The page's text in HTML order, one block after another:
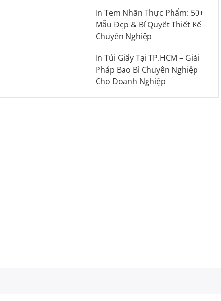
In Tem Nhãn Thực Phẩm: 50+
Mẫu Đẹp & Bí Quyết Thiết Kế
Chuyên Nghiệp
In Túi Giấy Tại TP.HCM – Giải
Pháp Bao Bì Chuyên Nghiệp
Cho Doanh Nghiệp